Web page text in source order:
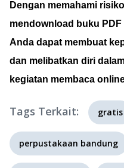
Dengan memahami
mendownload buku
Anda dapat membuat
dan melibatkan diri
kegiatan membaca
Tags Terkait: gratis
perpustakaan bandung